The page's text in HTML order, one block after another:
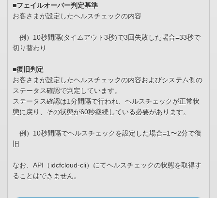
■フェイルオーバー判定基準
お客さまが設定したヘルスチェックの内容
例）10秒間隔(タイムアウト3秒)で3回失敗した場合=33秒で
切り替わり
■復旧判定
お客さまが設定したヘルスチェックの内容およびシステム側の
ステータス確認で判定しています。
ステータス確認は1分間隔で行われ、ヘルスチェックが正常状
態に戻り、その状態が60秒継続している必要があります。
例）10秒間隔でヘルスチェックを設定した場合=1〜2分で復
旧
なお、API（idcfcloud-cli）にてヘルスチェックの状態を取得す
ることはできません。